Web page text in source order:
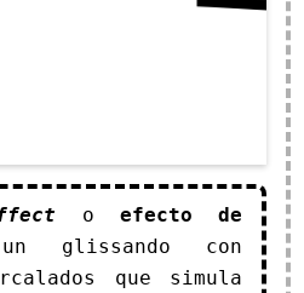
o efecto de
glissando con
que simula